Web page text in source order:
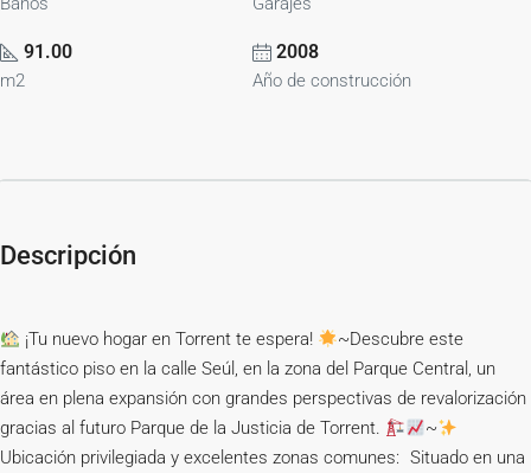
91.00
m2
2008
Año de construcción
Descripción
¡Tu nuevo hogar en Torrent te espera!
~Descubre este
fantástico piso en la calle Seúl, en la zona del Parque Central, un
área en plena expansión con grandes perspectivas de revalorización
gracias al futuro Parque de la Justicia de Torrent.
~
Ubicación privilegiada y excelentes zonas comunes: Situado en una